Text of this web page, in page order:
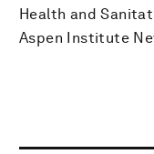
Health and
Aspen Institute